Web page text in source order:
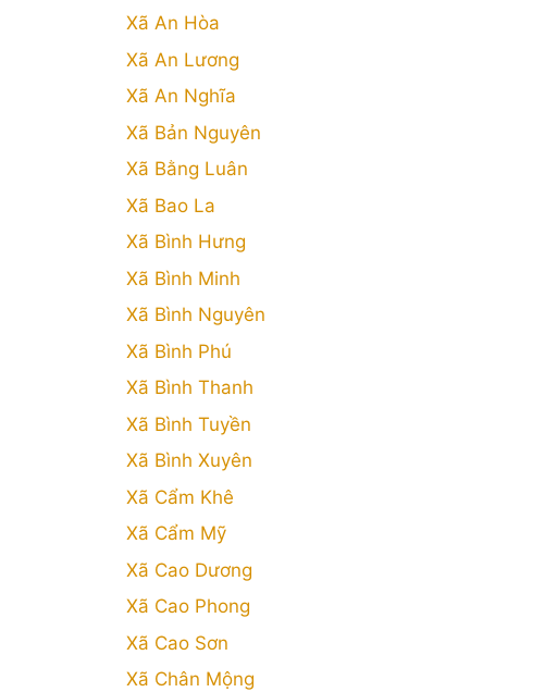
Xã An Hòa
Xã An Lương
Xã An Nghĩa
Xã Bản Nguyên
Xã Bằng Luân
Xã Bao La
Xã Bình Hưng
Xã Bình Minh
Xã Bình Nguyên
Xã Bình Phú
Xã Bình Thanh
Xã Bình Tuyền
Xã Bình Xuyên
Xã Cẩm Khê
Xã Cẩm Mỹ
Xã Cao Dương
Xã Cao Phong
Xã Cao Sơn
Xã Chân Mộng